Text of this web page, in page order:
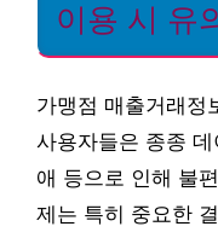
이용 시 유
가맹점 매출거래정
사용자들은 종종
애 등으로 인해 불
제는 특히 중요한